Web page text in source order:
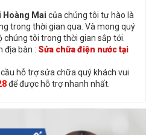
Hoàng Mai của chúng tôi tự hào là
trong thời gian qua. Và mong quý
chúng tôi trong thời gian sắp tới.
địa bàn : Sửa chữa điện nước tại
hỗ trợ sửa chữa quý khách vui
để được hỗ trợ nhanh nhất.